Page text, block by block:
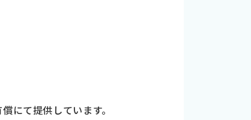
にて提供しています。